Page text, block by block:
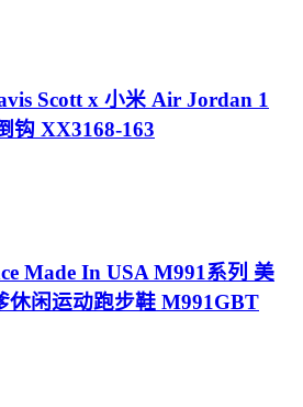
Scott x 小米 Air Jordan 1
钩 XX3168-163
Made In USA M991系列 美
休闲运动跑步鞋 M991GBT